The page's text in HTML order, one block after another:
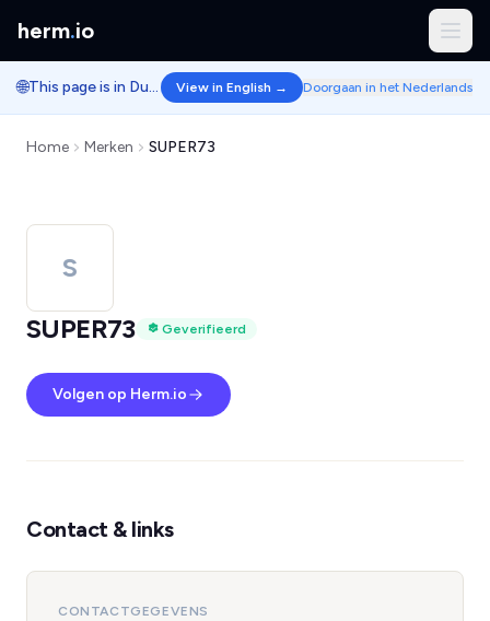
herm.io
🌐 This page is in Dutch. View in English → Doorgaan in het Nederlands
Home Merken SUPER73
S
SUPER73
Geverifieerd
Volgen op Herm.io
Contact & links
CONTACTGEGEVENS